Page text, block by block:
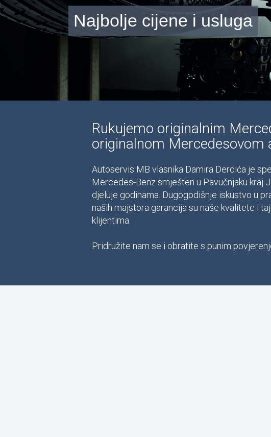
Najbolje cijene i usluga
Rukujemo originalnim
originalnom Mercedesovom
Autoservis MB vlasnika Damira Derdića je
Mercedes-Benz smješten u Pavučnjaku kraj
djeluje godinama. Dugogodišnje iskustvo u
naših majstora garancija su naše kvalitete i
klijentima.
Pridružite nam se i obratite s punim